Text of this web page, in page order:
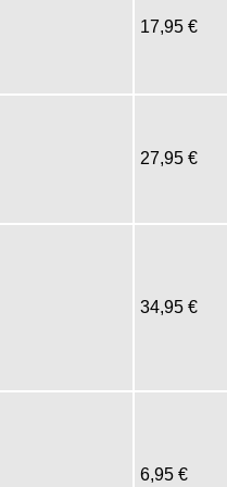
17,95 €
27,95 €
34,95 €
6,95 €